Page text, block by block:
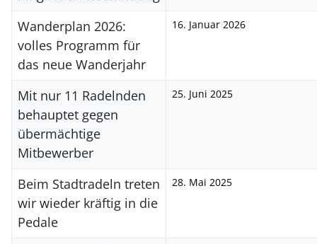
Wanderplan 2026:
volles Programm für
das neue Wanderjahr
16. Januar 2026
Mit nur 11 Radelnden
behauptet gegen
übermächtige
Mitbewerber
25. Juni 2025
Beim Stadtradeln treten
wir wieder kräftig in die
Pedale
28. Mai 2025